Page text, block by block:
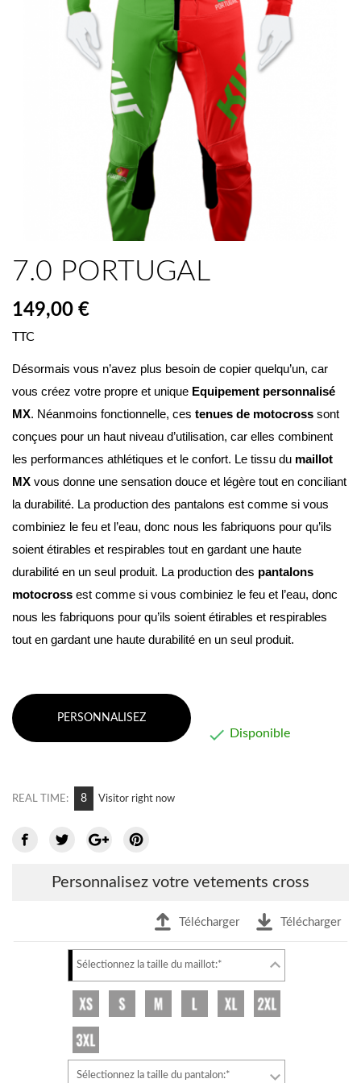
7.0 PORTUGAL
149,00 €
TTC
Désormais vous n’avez plus besoin de copier quelqu’un, car
vous créez votre propre et unique Equipement personnalisé
MX. Néanmoins fonctionnelle, ces tenues de motocross sont
conçues pour un haut niveau d’utilisation, car elles combinent
les performances athlétiques et le confort. Le tissu du maillot
MX vous donne une sensation douce et légère tout en conciliant
la durabilité. La production des pantalons est comme si vous
combiniez le feu et l’eau, donc nous les fabriquons pour qu’ils
soient étirables et respirables tout en gardant une haute
durabilité en un seul produit. La production des pantalons
motocross est comme si vous combiniez le feu et l’eau, donc
nous les fabriquons pour qu’ils soient étirables et respirables
tout en gardant une haute durabilité en un seul produit.
PERSONNALISEZ
 Disponible
REAL TIME: 8 Visitor right now
Personnalisez votre vetements cross
Télécharger Télécharger
Sélectionnez la taille du maillot:*
Sélectionnez la taille du pantalon:*